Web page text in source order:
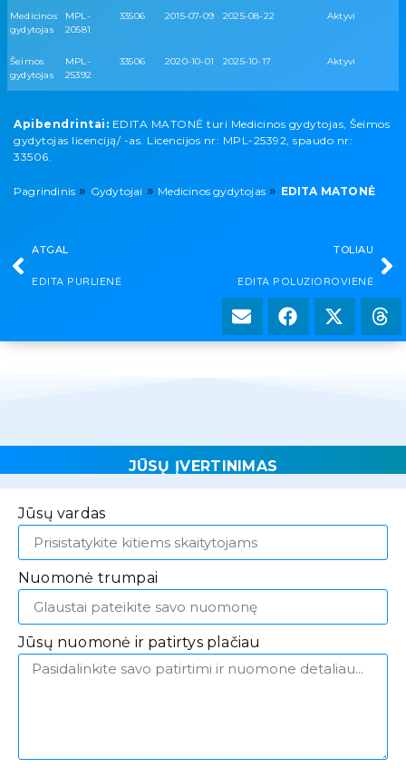
Medicinos
gydytojas
MPL-
20581
33506 2015-07-09 2025-08-22 Aktyvi
Šeimos
gydytojas
MPL-
25392
33506 2020-10-01 2025-10-17 Aktyvi
Apibendrintai: EDITA MATONĖ turi Medicinos gydytojas, Šeimos
gydytojas licenciją/ -as. Licencijos nr: MPL-25392, spaudo nr:
33506.
Pagrindinis » Gydytojai » Medicinos gydytojas » EDITA MATONĖ
ATGAL
EDITA PURLIENĖ
TOLIAU
EDITA POLUZIOROVIENĖ
JŪSŲ ĮVERTINIMAS
Jūsų vardas
Nuomonė trumpai
Jūsų nuomonė ir patirtys plačiau